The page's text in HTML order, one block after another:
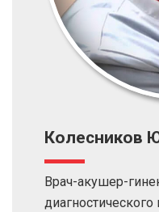
Колесников
Врач-акушер-
диагностического